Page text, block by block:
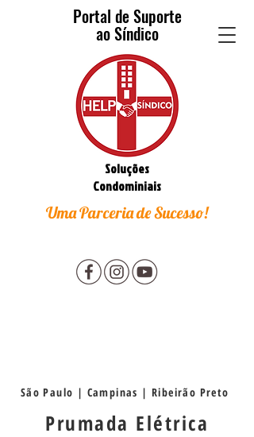
Portal de Suporte
ao Síndico
Soluções
Condominiais
Uma Parceria de Sucesso!
São Paulo | Campinas | Ribeirão Preto
Prumada Elétrica